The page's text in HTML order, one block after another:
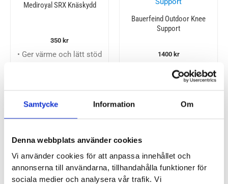
Samtycke Information Om
Denna webbplats använder cookies
Vi använder cookies för att anpassa innehållet och
annonserna till användarna, tillhandahålla funktioner för
sociala medier och analysera vår trafik. Vi
Mediroyal SRX Knäskydd
350 kr
• Ger värme och lätt stöd
Bauerfeind Outdoor Knee
Support
1400 kr
• Kompression och ökat
DonJoy Genuforce
Bauerfeind GenuTrain S